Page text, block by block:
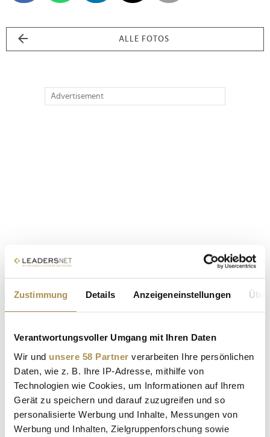
Zustimmung Details Anzeigeneinstellungen
Verantwortungsvoller Umgang mit Ihren Daten
Wir und unsere 58 Partner verarbeiten Ihre persönlichen
Daten, wie z. B. Ihre IP-Adresse, mithilfe von
Technologien wie Cookies, um Informationen auf Ihrem
Gerät zu speichern und darauf zuzugreifen und so
personalisierte Werbung und Inhalte, Messungen von
Werbung und Inhalten, Zielgruppenforschung sowie
ALLE FOTOS
Advertisement